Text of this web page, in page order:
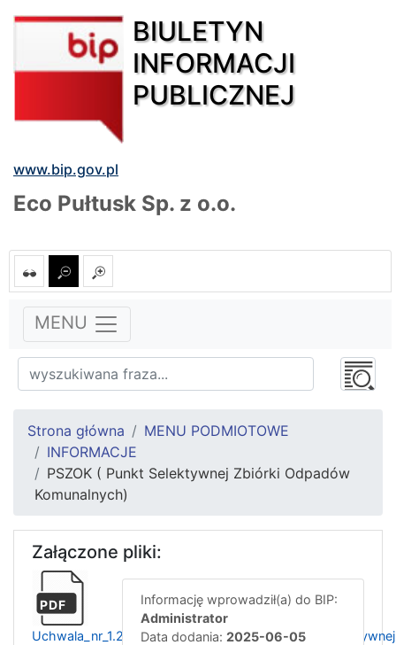
BIULETYN
INFORMACJI
PUBLICZNEJ
www.bip.gov.pl
Eco Pułtusk Sp. z o.o.
MENU
Strona główna
MENU PODMIOTOWE
INFORMACJE
PSZOK ( Punkt Selektywnej Zbiórki Odpadów
Komunalnych)
Załączone pliki:
PDF
Informację wprowadził(a) do BIP:
Administrator
Data dodania: 2025-06-05